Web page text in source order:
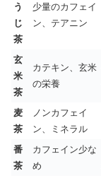
う
じ
茶
少量のカフェイ
ン、テアニン
玄
米
茶
カテキン、玄米
の栄養
麦
茶
ノンカフェイ
ン、ミネラル
番
茶
カフェイン少な
め